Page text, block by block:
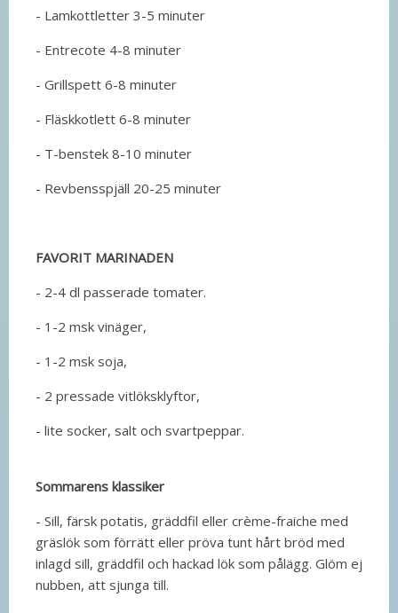
- Lamkottletter 3-5 minuter
- Entrecote 4-8 minuter
- Grillspett 6-8 minuter
- Fläskkotlett 6-8 minuter
- T-benstek 8-10 minuter
- Revbensspjäll 20-25 minuter
FAVORIT MARINADEN
- 2-4 dl passerade tomater.
- 1-2 msk vinäger,
- 1-2 msk soja,
- 2 pressade vitlöksklyftor,
- lite socker, salt och svartpeppar.
Sommarens klassiker
- Sill, färsk potatis, gräddfil eller crème-fraiche med
gräslök som förrätt eller pröva tunt hårt bröd med
inlagd sill, gräddfil och hackad lök som pålägg. Glöm ej
nubben, att sjunga till.